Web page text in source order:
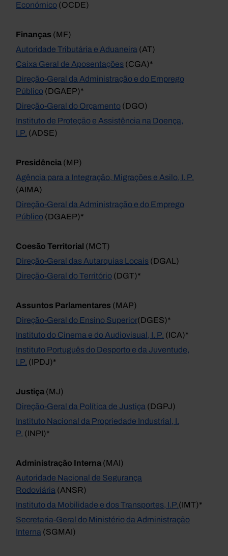
Económico (OCDE)
Finanças (MF)
Autoridade Tributária e Aduaneira (AT)
Caixa Geral de Aposentações (CGA)*
Direção-Geral da Administração e do Emprego
Público (DGAEP)*
Direção-Geral do Orçamento (DGO)
Instituto de Proteção e Assistência na Doença,
I.P. (ADSE)
Presidência (MP)
Agência para a Integração, Migrações e Asilo, I. P.
(AIMA)
Direção-Geral da Administração e do Emprego
Público (DGAEP)*
Coesão Territorial (MCT)
Direção-Geral das Autarquias Locais (DGAL)
Direção-Geral do Território (DGT)*
Assuntos Parlamentares (MAP)
Direção-Geral do Ensino Superior(DGES)*
Instituto do Cinema e do Audiovisual, I. P. (ICA)*
Instituto Português do Desporto e da Juventude,
I.P. (IPDJ)*
Justiça (MJ)
Direção-Geral da Política de Justiça (DGPJ)
Instituto Nacional da Propriedade Industrial, I.
P. (INPI)*
Administração Interna (MAI)
Autoridade Nacional de Segurança
Rodoviária (ANSR)
Instituto da Mobilidade e dos Transportes, I.P.(IMT)*
Secretaria-Geral do Ministério da Administração
Interna (SGMAI)